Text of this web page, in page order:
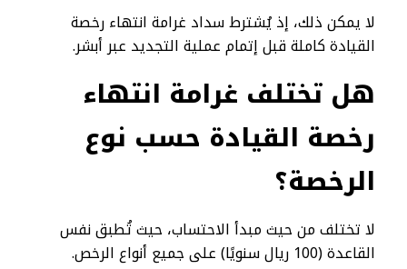
لا يمكن ذلك، إذ يُشترط سداد غرامة انتهاء رخصة
القيادة كاملة قبل إتمام عملية التجديد عبر أبشر.
هل تختلف غرامة انتهاء
رخصة القيادة حسب نوع
الرخصة؟
لا تختلف من حيث مبدأ الاحتساب، حيث تُطبق نفس
القاعدة (100 ريال سنويًا) على جميع أنواع الرخص.